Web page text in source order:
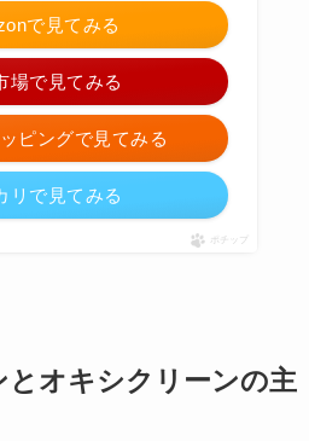
で見てみる
場で見てみる
ピングで見てみる
リで見てみる
ポチップ
オキシクリーンの主